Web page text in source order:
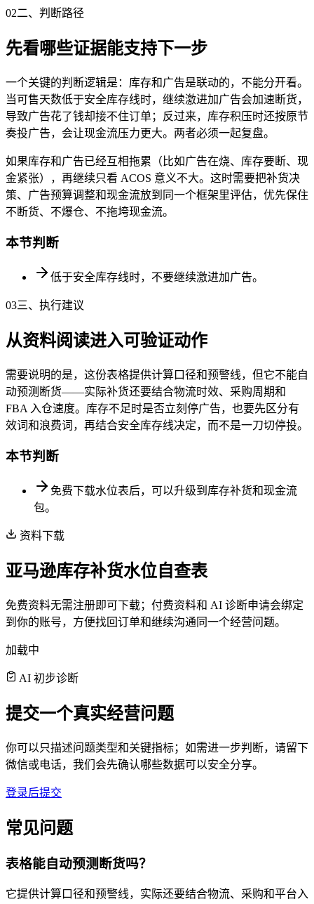
02二、判断路径
先看哪些证据能支持下一步
一个关键的判断逻辑是：库存和广告是联动的，不能分开看。
当可售天数低于安全库存线时，继续激进加广告会加速断货，
导致广告花了钱却接不住订单；反过来，库存积压时还按原节
奏投广告，会让现金流压力更大。两者必须一起复盘。
如果库存和广告已经互相拖累（比如广告在烧、库存要断、现
金紧张），再继续只看 ACOS 意义不大。这时需要把补货决
策、广告预算调整和现金流放到同一个框架里评估，优先保住
不断货、不爆仓、不拖垮现金流。
本节判断
低于安全库存线时，不要继续激进加广告。
03三、执行建议
从资料阅读进入可验证动作
需要说明的是，这份表格提供计算口径和预警线，但它不能自
动预测断货——实际补货还要结合物流时效、采购周期和
FBA 入仓速度。库存不足时是否立刻停广告，也要先区分有
效词和浪费词，再结合安全库存线决定，而不是一刀切停投。
本节判断
免费下载水位表后，可以升级到库存补货和现金流
包。
资料下载
亚马逊库存补货水位自查表
免费资料无需注册即可下载；付费资料和 AI 诊断申请会绑定
到你的账号，方便找回订单和继续沟通同一个经营问题。
加载中
AI 初步诊断
提交一个真实经营问题
你可以只描述问题类型和关键指标；如需进一步判断，请留下
微信或电话，我们会先确认哪些数据可以安全分享。
登录后提交
常见问题
表格能自动预测断货吗？
它提供计算口径和预警线，实际还要结合物流、采购和平台入